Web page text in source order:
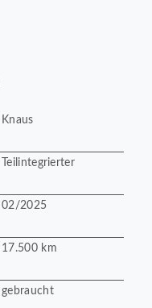
Knaus
Teilintegrierter
02/2025
17.500 km
gebraucht